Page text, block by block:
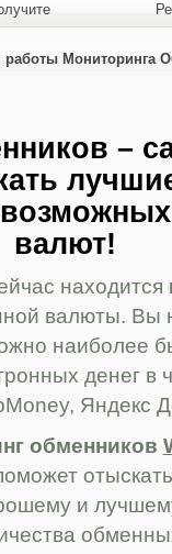
работы Мониторинга
–
валют!
валюты. Вы
наиболее
денег в
Яндекс
обменников
и